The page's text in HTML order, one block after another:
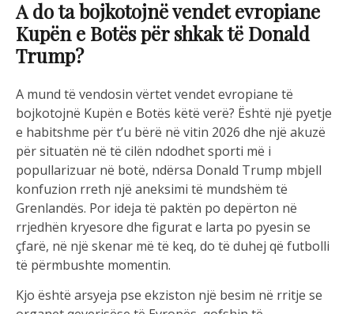
A do ta bojkotojnë vendet evropiane
Kupën e Botës për shkak të Donald
Trump?
A mund të vendosin vërtet vendet evropiane të
bojkotojnë Kupën e Botës këtë verë? Është një pyetje
e habitshme për t’u bërë në vitin 2026 dhe një akuzë
për situatën në të cilën ndodhet sporti më i
popullarizuar në botë, ndërsa Donald Trump mbjell
konfuzion rreth një aneksimi të mundshëm të
Grenlandës. Por ideja të paktën po depërton në
rrjedhën kryesore dhe figurat e larta po pyesin se
çfarë, në një skenar më të keq, do të duhej që futbolli
të përmbushte momentin.
Kjo është arsyeja pse ekziston një besim në rritje se